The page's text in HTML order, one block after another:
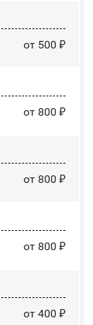
от 500 ₽
от 800 ₽
от 800 ₽
от 800 ₽
от 400 ₽